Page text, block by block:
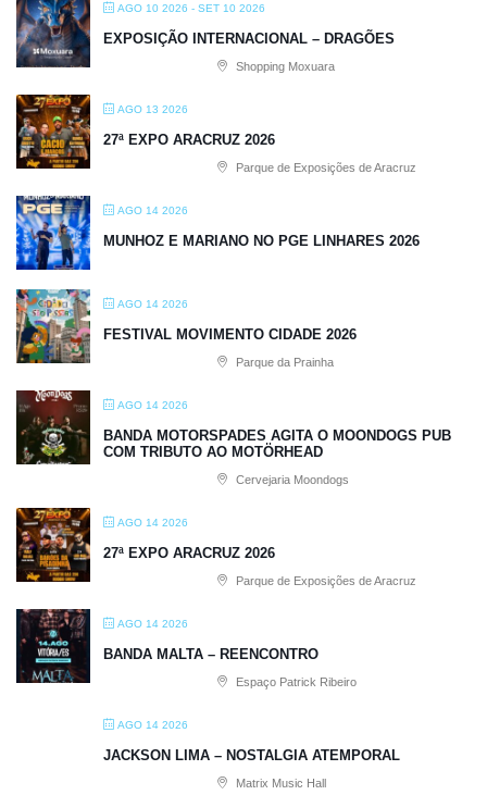
AGO 10 2026 - SET 10 2026
EXPOSIÇÃO INTERNACIONAL – DRAGÕES
Shopping Moxuara
AGO 13 2026
27ª EXPO ARACRUZ 2026
Parque de Exposições de Aracruz
AGO 14 2026
MUNHOZ E MARIANO NO PGE LINHARES 2026
AGO 14 2026
FESTIVAL MOVIMENTO CIDADE 2026
Parque da Prainha
AGO 14 2026
BANDA MOTORSPADES AGITA O MOONDOGS PUB
COM TRIBUTO AO MOTÖRHEAD
Cervejaria Moondogs
AGO 14 2026
27ª EXPO ARACRUZ 2026
Parque de Exposições de Aracruz
AGO 14 2026
BANDA MALTA – REENCONTRO
Espaço Patrick Ribeiro
AGO 14 2026
JACKSON LIMA – NOSTALGIA ATEMPORAL
Matrix Music Hall